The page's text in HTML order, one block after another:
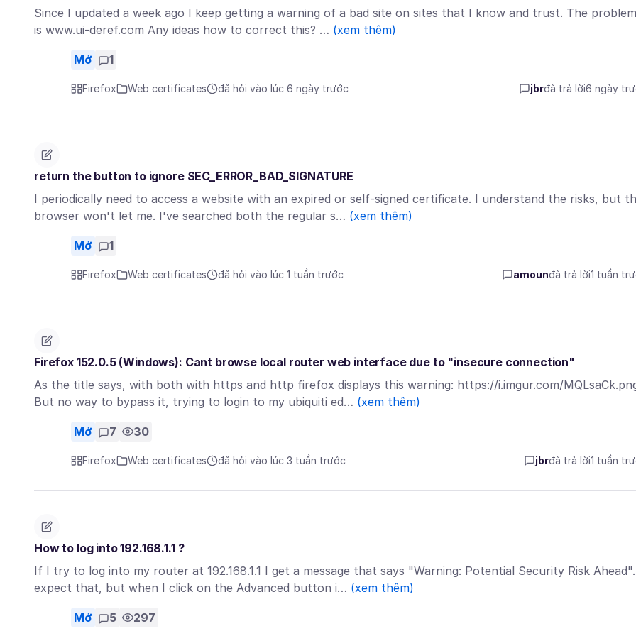
Since I updated a week ago I keep getting a warning of a bad site on sites that I know and trust. The problem
is www.ui-deref.com Any ideas how to correct this? … (xem thêm)
Mở 1
Firefox Web certificates đã hỏi vào lúc 6 ngày trước jbrđã trả lời6 ngày
return the button to ignore SEC_ERROR_BAD_SIGNATURE
I periodically need to access a website with an expired or self-signed certificate. I understand the risks, but
browser won't let me. I've searched both the regular s… (xem thêm)
Mở 1
Firefox Web certificates đã hỏi vào lúc 1 tuần trước amounđã trả lời1 tuần
Firefox 152.0.5 (Windows): Cant browse local router web interface due to "insecure connection"
As the title says, with both with https and http firefox displays this warning: https://i.imgur.com/
But no way to bypass it, trying to login to my ubiquiti ed… (xem thêm)
Mở 7 30
Firefox Web certificates đã hỏi vào lúc 3 tuần trước jbrđã trả lời1 tuần
How to log into 192.168.1.1 ?
If I try to log into my router at 192.168.1.1 I get a message that says "Warning: Potential Security Risk
expect that, but when I click on the Advanced button i… (xem thêm)
Mở 5 297